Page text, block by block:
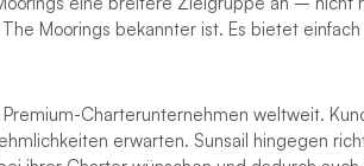
Moorings bekannter ist. Es bietet
Charterunternehmen weltweit.
erwarten. Sunsail hingegen